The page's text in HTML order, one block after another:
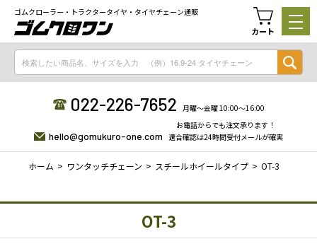
ゴムクローラー・トラクタータイヤ・タイヤチェーン通販
カート
022-226-7652 月曜〜金曜 10:00〜16:00
hello@gomukuro-one.com
お電話からでも注文承ります！
適合確認は24時間受付メールが確実
ホーム ワンタッチチェーン スチールホイールタイプ OT-3
OT-3